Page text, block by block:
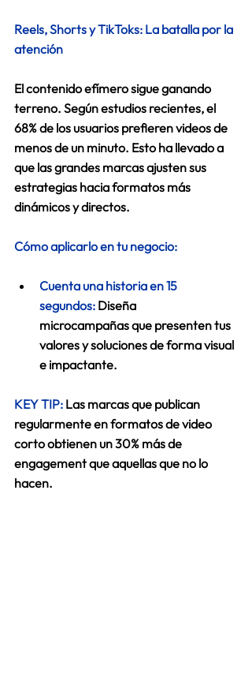
Reels, Shorts y TikToks: La batalla por la
atención
El contenido efímero sigue ganando
terreno. Según estudios recientes, el
68% de los usuarios prefieren videos de
menos de un minuto. Esto ha llevado a
que las grandes marcas ajusten sus
estrategias hacia formatos más
dinámicos y directos.
Cómo aplicarlo en tu negocio:
Cuenta una historia en 15
segundos: Diseña
microcampañas que presenten tus
valores y soluciones de forma visual
e impactante.
KEY TIP: Las marcas que publican
regularmente en formatos de video
corto obtienen un 30% más de
engagement que aquellas que no lo
hacen.